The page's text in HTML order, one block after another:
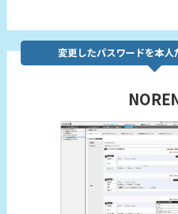
変更したパスワードを本人